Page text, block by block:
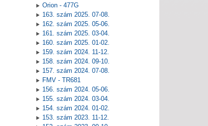
Orion - 477G
163. szám 2025. 07-08.
162. szám 2025. 05-06.
161. szám 2025. 03-04.
160. szám 2025. 01-02.
159. szám 2024. 11-12.
158. szám 2024. 09-10.
157. szám 2024. 07-08.
FMV - TR681
156. szám 2024. 05-06.
155. szám 2024. 03-04.
154. szám 2024. 01-02.
153. szám 2023. 11-12.